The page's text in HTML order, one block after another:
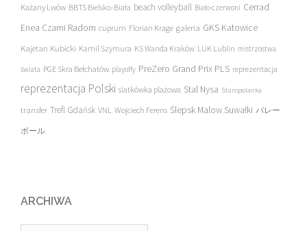
Każany Lwów BBTS Bielsko-Biała beach volleyball Biało-czerwoni Cerrad
Enea Czarni Radom cuprum Florian Krage galeria GKS Katowice
Kajetan Kubicki Kamil Szymura KS Wanda Kraków LUK Lublin mistrzostwa
świata PGE Skra Bełchatów playoffy PreZero Grand Prix PLS reprezentacja
reprezentacja Polski siatkówka plażowa Stal Nysa Staropolanka
transfer Trefl Gdańsk VNL Wojciech Ferens Ślepsk Malow Suwałki バレー
ボール
ARCHIWA